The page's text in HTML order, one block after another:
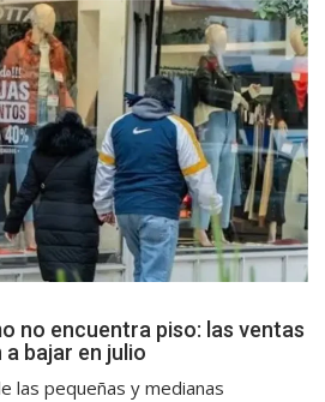
no encuentra piso: las ventas
bajar en julio
las pequeñas y medianas